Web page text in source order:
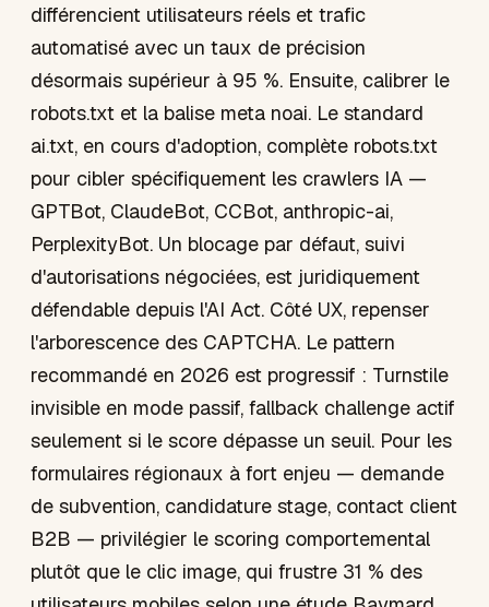
différencient utilisateurs réels et trafic
automatisé avec un taux de précision
désormais supérieur à 95 %. Ensuite, calibrer le
robots.txt et la balise meta noai. Le standard
ai.txt, en cours d'adoption, complète robots.txt
pour cibler spécifiquement les crawlers IA —
GPTBot, ClaudeBot, CCBot, anthropic-ai,
PerplexityBot. Un blocage par défaut, suivi
d'autorisations négociées, est juridiquement
défendable depuis l'AI Act. Côté UX, repenser
l'arborescence des CAPTCHA. Le pattern
recommandé en 2026 est progressif : Turnstile
invisible en mode passif, fallback challenge actif
seulement si le score dépasse un seuil. Pour les
formulaires régionaux à fort enjeu — demande
de subvention, candidature stage, contact client
B2B — privilégier le scoring comportemental
plutôt que le clic image, qui frustre 31 % des